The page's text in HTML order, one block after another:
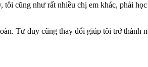
cũng như rất nhiều chị em khác, phải
Tư duy cũng thay đổi giúp tôi trở thành